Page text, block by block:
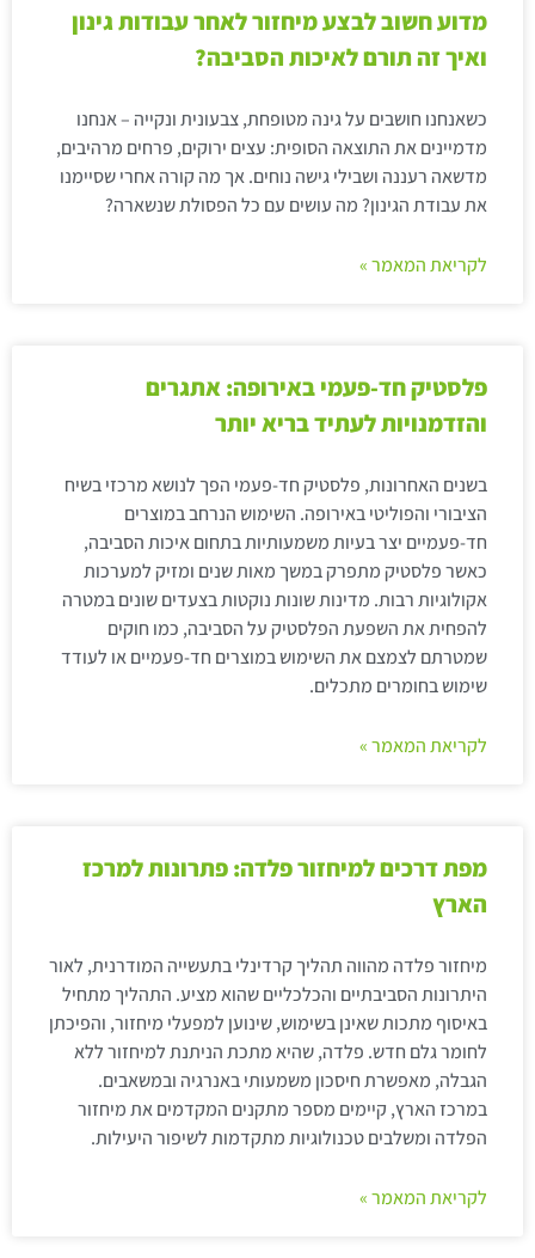
מדוע חשוב לבצע מיחזור לאחר עבודות גינון
ואיך זה תורם לאיכות הסביבה?
כשאנחנו חושבים על גינה מטופחת, צבעונית ונקייה – אנחנו
מדמיינים את התוצאה הסופית: עצים ירוקים, פרחים מרהיבים,
מדשאה רעננה ושבילי גישה נוחים. אך מה קורה אחרי שסיימנו
את עבודת הגינון? מה עושים עם כל הפסולת שנשארה?
לקריאת המאמר »
פלסטיק חד-פעמי באירופה: אתגרים
והזדמנויות לעתיד בריא יותר
בשנים האחרונות, פלסטיק חד-פעמי הפך לנושא מרכזי בשיח
הציבורי והפוליטי באירופה. השימוש הנרחב במוצרים
חד-פעמיים יצר בעיות משמעותיות בתחום איכות הסביבה,
כאשר פלסטיק מתפרק במשך מאות שנים ומזיק למערכות
אקולוגיות רבות. מדינות שונות נוקטות בצעדים שונים במטרה
להפחית את השפעת הפלסטיק על הסביבה, כמו חוקים
שמטרתם לצמצם את השימוש במוצרים חד-פעמיים או לעודד
שימוש בחומרים מתכלים.
לקריאת המאמר »
מפת דרכים למיחזור פלדה: פתרונות למרכז
הארץ
מיחזור פלדה מהווה תהליך קרדינלי בתעשייה המודרנית, לאור
היתרונות הסביבתיים והכלכליים שהוא מציע. התהליך מתחיל
באיסוף מתכות שאינן בשימוש, שינוען למפעלי מיחזור, והפיכתן
לחומר גלם חדש. פלדה, שהיא מתכת הניתנת למיחזור ללא
הגבלה, מאפשרת חיסכון משמעותי באנרגיה ובמשאבים.
במרכז הארץ, קיימים מספר מתקנים המקדמים את מיחזור
הפלדה ומשלבים טכנולוגיות מתקדמות לשיפור היעילות.
לקריאת המאמר »